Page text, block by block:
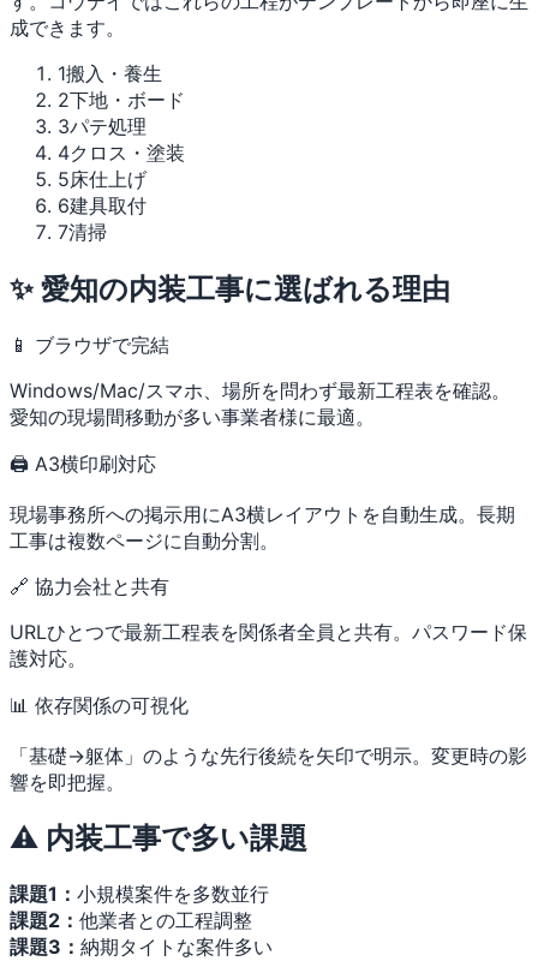
成できます。
1搬入・養生
2下地・ボード
3パテ処理
4クロス・塗装
5床仕上げ
6建具取付
7清掃
✨ 愛知の内装工事に選ばれる理由
📱 ブラウザで完結
Windows/Mac/スマホ、場所を問わず最新工程表を確認。
愛知の現場間移動が多い事業者様に最適。
🖨 A3横印刷対応
現場事務所への掲示用にA3横レイアウトを自動生成。長期
工事は複数ページに自動分割。
🔗 協力会社と共有
URLひとつで最新工程表を関係者全員と共有。パスワード保
護対応。
📊 依存関係の可視化
「基礎→躯体」のような先行後続を矢印で明示。変更時の影
響を即把握。
⚠️ 内装工事で多い課題
課題1： 小規模案件を多数並行
課題2： 他業者との工程調整
課題3： 納期タイトな案件多い